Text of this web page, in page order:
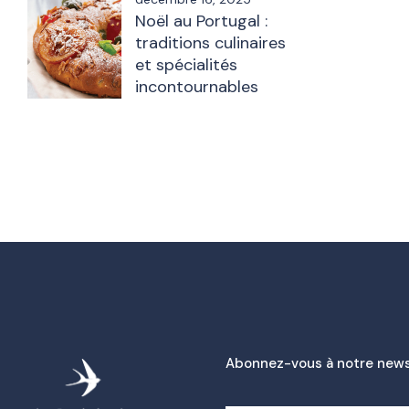
Noël au Portugal :
traditions culinaires
et spécialités
incontournables
Abonnez-vous à notre